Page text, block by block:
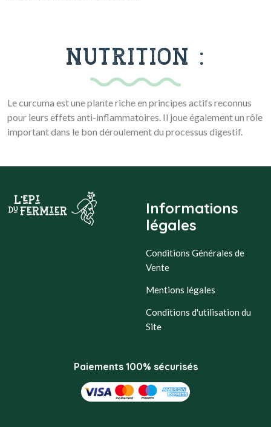
NUTRITION :
Le curcuma est une plante riche en principes actifs reconnus
pour leurs effets anti-inflammatoires. Il joue également un rôle
important dans le bon déroulement du processus digestif.
Informations
légales
Conditions Générales de
Vente
Mentions légales
Conditions d'utilisation du
Site
Paiements 100% sécurisés